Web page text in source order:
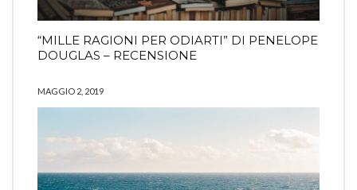
“MILLE RAGIONI PER ODIARTI” DI PENELOPE
DOUGLAS – RECENSIONE
MAGGIO 2, 2019
Ⓒ2019 Ilaria Rodella - All right reserved
La risposta da Instragram non aveva codice 200.